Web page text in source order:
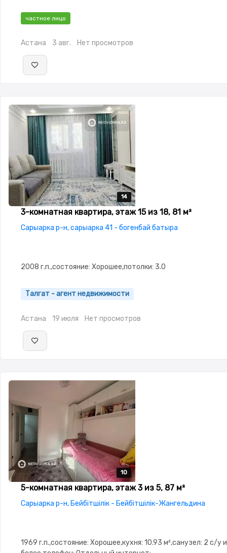
частное лицо
Астана 3 авг. Нет просмотров
14
14
14
14
14
3-комнатная квартира, этаж 15 из 18, 81 м²
Сарыарка р-н, сарыарка 41 - богенбай батыра
2008 г.п.,состояние: Хорошее,потолки: 3.0
Талгат - агент недвижимости
Астана 19 июля Нет просмотров
10
10
10
10
10
5-комнатная квартира, этаж 3 из 5, 87 м²
Сарыарка р-н, Бейбітшілік - Бейбітшілік-Жангельдина
1969 г.п.,состояние: Хорошее,кухня: 10.93 м²,санузел: 2 с/у и